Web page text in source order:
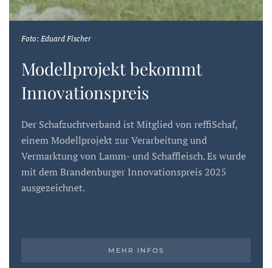
Foto: Eduard Fischer
Modellprojekt bekommt
Innovationspreis
Der Schafzuchtverband ist Mitglied von reffiSchaf,
einem Modellprojekt zur Verarbeitung und
Vermarktung von Lamm- und Schaffleisch. Es wurde
mit dem Brandenburger Innovationspreis 2025
ausgezeichnet.
MEHR INFOS